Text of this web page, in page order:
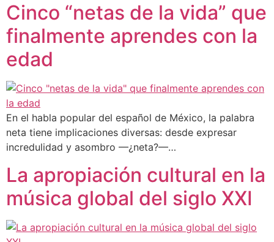
Cinco “netas de la vida” que
finalmente aprendes con la
edad
En el habla popular del español de México, la palabra
neta tiene implicaciones diversas: desde expresar
incredulidad y asombro —¿neta?—…
La apropiación cultural en la
música global del siglo XXI